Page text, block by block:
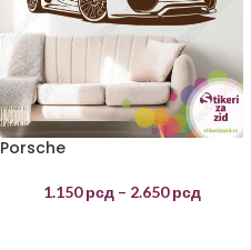
Porsche
1.150рсд – 2.650рсд